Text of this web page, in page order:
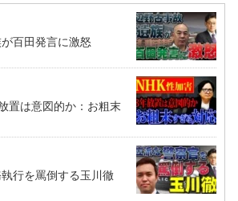
が百田発言に激怒
置は意図的か：お粗末
行を罵倒する玉川徹